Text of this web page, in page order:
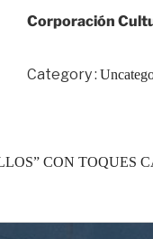
Corporación
Category :
CON TOQUES